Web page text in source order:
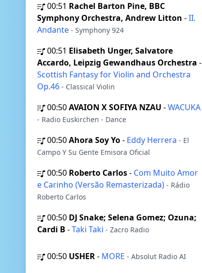
00:51 Rachel Barton Pine, BBC
Symphony Orchestra, Andrew Litton -II.
Andante - Symphony 924
00:51 Elisabeth Unger, Salvatore
Accardo, Leipzig Gewandhaus Orchestra -
Scottish Fantasy for Violin and Orchestra
Op.46 - Classical Violin
00:50AVAION X SOFIYA NZAU -WACUKA
- Radio Euskirchen - Dance
00:50Ahora Soy Yo- Eddy Herrera - El
Campo Y Su Gente Emisora Oficial
00:50 Roberto Carlos- Com Muito Amor
e Carinho (Versão Remasterizada) - Rádio
Roberto Carlos
00:50 DJ Snake; Selena Gomez; Ozuna;
Cardi B -Taki Taki - Zacro Radio
00:50 USHER- MORE - Absolut Radio AI